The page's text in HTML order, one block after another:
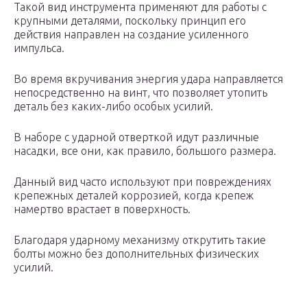
Такой вид инструмента применяют для работы с
крупными деталями, поскольку принцип его
действия направлен на создание усиленного
импульса.
Во время вкручивания энергия удара направляется
непосредственно на винт, что позволяет утопить
деталь без каких-либо особых усилий.
В наборе с ударной отверткой идут различные
насадки, все они, как правило, большого размера.
Данный вид часто используют при повреждениях
крепежных деталей коррозией, когда крепеж
намертво врастает в поверхность.
Благодаря ударному механизму открутить такие
болты можно без дополнительных физических
усилий.